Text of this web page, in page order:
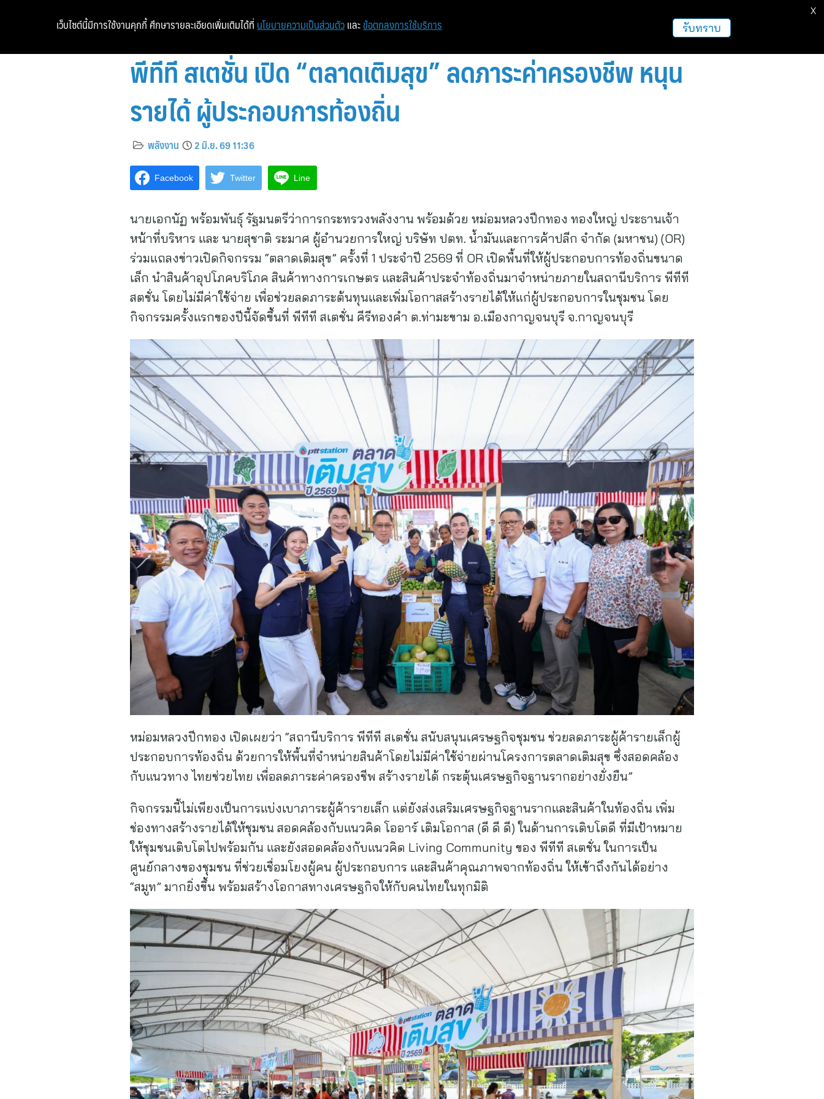
หน้าแรก ท่องเที่ยว ฝากข่าวประชาสัมพันธ์
พีทีที สเตชั่น เปิด “ตลาดเติมสุข” ลดภาระค่าครองชีพ หนุน
รายได้ ผู้ประกอบการท้องถิ่น
พลังงาน 2 มิ.ย. 69 11:36
Facebook Twitter Line
นายเอกนัฏ พร้อมพันธุ์ รัฐมนตรีว่าการกระทรวงพลังงาน พร้อมด้วย หม่อมหลวงปีกทอง ทองใหญ่ ประธานเจ้า
หน้าที่บริหาร และ นายสุชาติ ระมาศ ผู้อำนวยการใหญ่ บริษัท ปตท. น้ำมันและการค้าปลีก จำกัด (มหาชน) (OR)
ร่วมแถลงข่าวเปิดกิจกรรม “ตลาดเติมสุข” ครั้งที่ 1 ประจำปี 2569 ที่ OR เปิดพื้นที่ให้ผู้ประกอบการท้องถิ่นขนาด
เล็ก นำสินค้าอุปโภคบริโภค สินค้าทางการเกษตร และสินค้าประจำท้องถิ่นมาจำหน่ายภายในสถานีบริการ พีทีที
สตชั่น โดยไม่มีค่าใช้จ่าย เพื่อช่วยลดภาระต้นทุนและเพิ่มโอกาสสร้างรายได้ให้แก่ผู้ประกอบการในชุมชน โดย
กิจกรรมครั้งแรกของปีนี้จัดขึ้นที่ พีทีที สเตชั่น คีรีทองคำ ต.ท่ามะขาม อ.เมืองกาญจนบุรี จ.กาญจนบุรี
หม่อมหลวงปีกทอง เปิดเผยว่า “สถานีบริการ พีทีที สเตชั่น สนับสนุนเศรษฐกิจชุมชน ช่วยลดภาระผู้ค้ารายเล็กผู้
ประกอบการท้องถิ่น ด้วยการให้พื้นที่จำหน่ายสินค้าโดยไม่มีค่าใช้จ่ายผ่านโครงการตลาดเติมสุข ซึ่งสอดคล้อง
กับแนวทาง ไทยช่วยไทย เพื่อลดภาระค่าครองชีพ สร้างรายได้ กระตุ้นเศรษฐกิจฐานรากอย่างยั่งยืน”
กิจกรรมนี้ไม่เพียงเป็นการแบ่งเบาภาระผู้ค้ารายเล็ก แต่ยังส่งเสริมเศรษฐกิจฐานรากและสินค้าในท้องถิ่น เพิ่ม
ช่องทางสร้างรายได้ให้ชุมชน สอดคล้องกับแนวคิด โออาร์ เติมโอกาส (ดี ดี ดี) ในด้านการเติบโตดี ที่มีเป้าหมาย
ให้ชุมชนเติบโตไปพร้อมกัน และยังสอดคล้องกับแนวคิด Living Community ของ พีทีที สเตชั่น ในการเป็น
ศูนย์กลางของชุมชน ที่ช่วยเชื่อมโยงผู้คน ผู้ประกอบการ และสินค้าคุณภาพจากท้องถิ่น ให้เข้าถึงกันได้อย่าง
“สมูท” มากยิ่งขึ้น พร้อมสร้างโอกาสทางเศรษฐกิจให้กับคนไทยในทุกมิติ
เว็บไซต์นี้มีการใช้งานคุกกี้ ศึกษารายละเอียดเพิ่มเติมได้ที่ นโยบายความเป็นส่วนตัว และ ข้อตกลงการใช้บริการ รับทราบ
X